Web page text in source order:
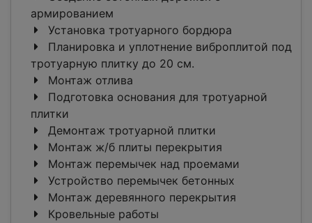
армированием
Установка тротуарного бордюра
Планировка и уплотнение виброплитой под
тротуарную плитку до 20 см.
Монтаж отлива
Подготовка основания для тротуарной
плитки
Демонтаж тротуарной плитки
Монтаж ж/б плиты перекрытия
Монтаж перемычек над проемами
Устройство перемычек бетонных
Монтаж деревянного перекрытия
Кровельные работы